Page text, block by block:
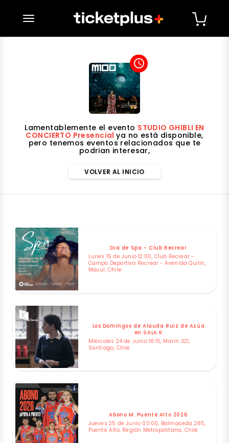
desplegar navegación
access_time
Lamentablemente el evento STUDIO GHIBLI EN
CONCIERTO Presencialya no está disponible,
pero tenemos eventos relacionados que te
podrian interesar,
VOLVER AL INICIO
Dia de Spa - Club Recrear
Lunes 15 de Junio 12:00, Club Recrear -
Campo Deportivo Recrear - Avenida Quilin,
Macul, Chile
Los Domingos de Alauda Ruiz de Azúa
en SALA K
Miércoles 24 de Junio 18:15, Marín 321,
Santiago, Chile
Abono M. Puente Alto 2026
Jueves 25 de Junio 00:00, Balmaceda 265,
Puente Alto, Región Metropolitana, Chile